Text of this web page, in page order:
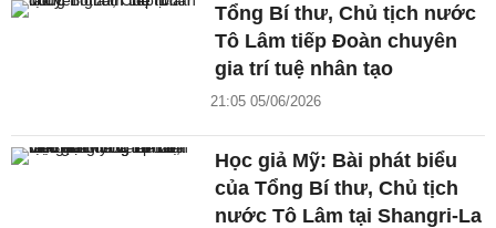
Tổng Bí thư, Chủ tịch nước
Tô Lâm tiếp Đoàn chuyên
gia trí tuệ nhân tạo
21:05 05/06/2026
Học giả Mỹ: Bài phát biểu
của Tổng Bí thư, Chủ tịch
nước Tô Lâm tại Shangri-La